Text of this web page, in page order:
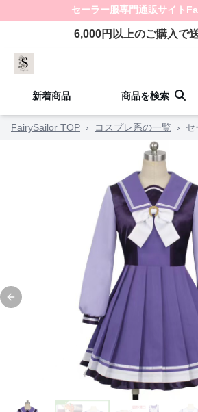
セーラー服専門通販サイト
6,000円以上のご購入で
新着商品 商品を検索
FairySailor TOP › コスプレ系の一覧 › セ
Previous slide